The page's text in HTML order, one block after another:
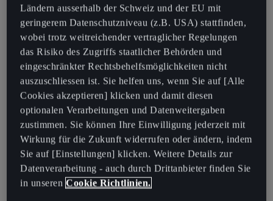
Aufwärtstrend der spanischen Challenger-Brand weiter:
Weltweit lieferte CUPRA mehr als 500.000 Fahrzeuge aus
und beweist, wie Elektrifizierung und Sportlichkeit
harmonieren.
Ländern ausserhalb der Schweiz und der EU mit
geringerem Datenschutzniveau (z.B. USA) stattfinden,
wobei trotz weitreichender vertraglicher Regelungen
das Risiko des Zugriffs staatlicher Behörden und
eingeschränkter Rechtsbehelfsmöglichkeiten nicht
auszuschliessen ist. Sie helfen uns, wenn Sie auf [Alle
Cookies akzeptieren] klicken und damit diesen
optionalen Verarbeitungen und Datenweitergaben
zustimmen. Sie können Ihre Einwilligung jederzeit mit
Wirkung für die Zukunft widerrufen oder ändern, indem
Sie auf [Einstellungen] klicken. Weitere Details zur
Datenverarbeitung - auch durch Drittanbieter finden Sie
in unseren Cookie Richtlinien.